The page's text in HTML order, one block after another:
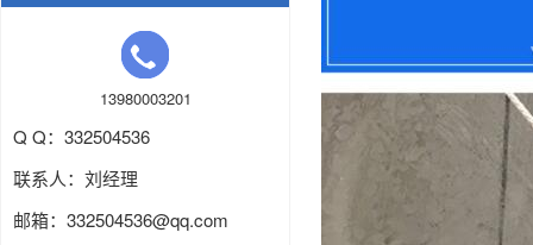
13980003201
Q Q：332504536
联系人：刘经理
邮箱： 332504536@qq.com